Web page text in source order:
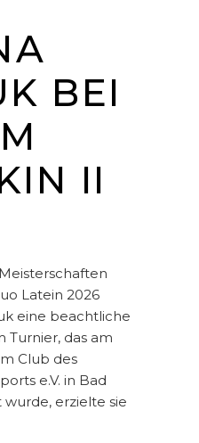
BEI
II
Latein 2026
eine beachtliche
Turnier, das am
Club des
e.V. in Bad
erzielte sie